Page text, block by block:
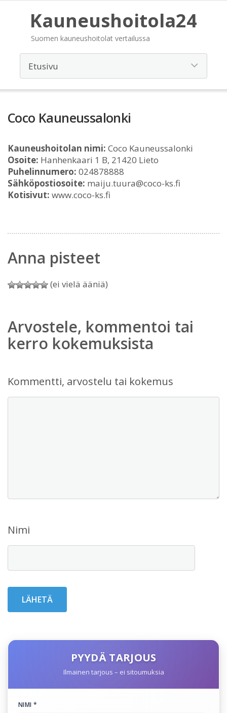
Kauneushoitola24
Suomen kauneushoitolat vertailussa
Coco Kauneussalonki
Kauneushoitolan nimi: Coco Kauneussalonki
Osoite: Hanhenkaari 1 B, 21420 Lieto
Puhelinnumero: 024878888
Sähköpostiosoite: maiju.tuura@coco-ks.fi
Kotisivut: www.coco-ks.fi
Anna pisteet
(ei vielä ääniä)
Arvostele, kommentoi tai
kerro kokemuksista
Kommentti, arvostelu tai kokemus
Nimi
PYYDÄ TARJOUS
Ilmainen tarjous – ei sitoumuksia
NIMI *